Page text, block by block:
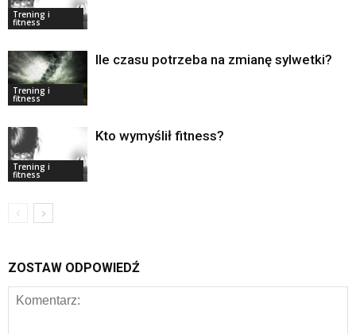
Trening i
fitness
Trening i
fitness
Ile czasu potrzeba na zmianę sylwetki?
Trening i
fitness
Kto wymyślił fitness?
ZOSTAW ODPOWIEDŹ